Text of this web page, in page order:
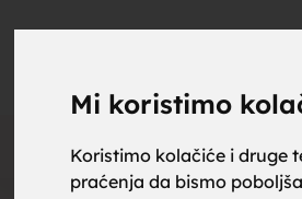
Mi koristimo
Koristimo kolačiće i druge
praćenja da bismo
Oglas